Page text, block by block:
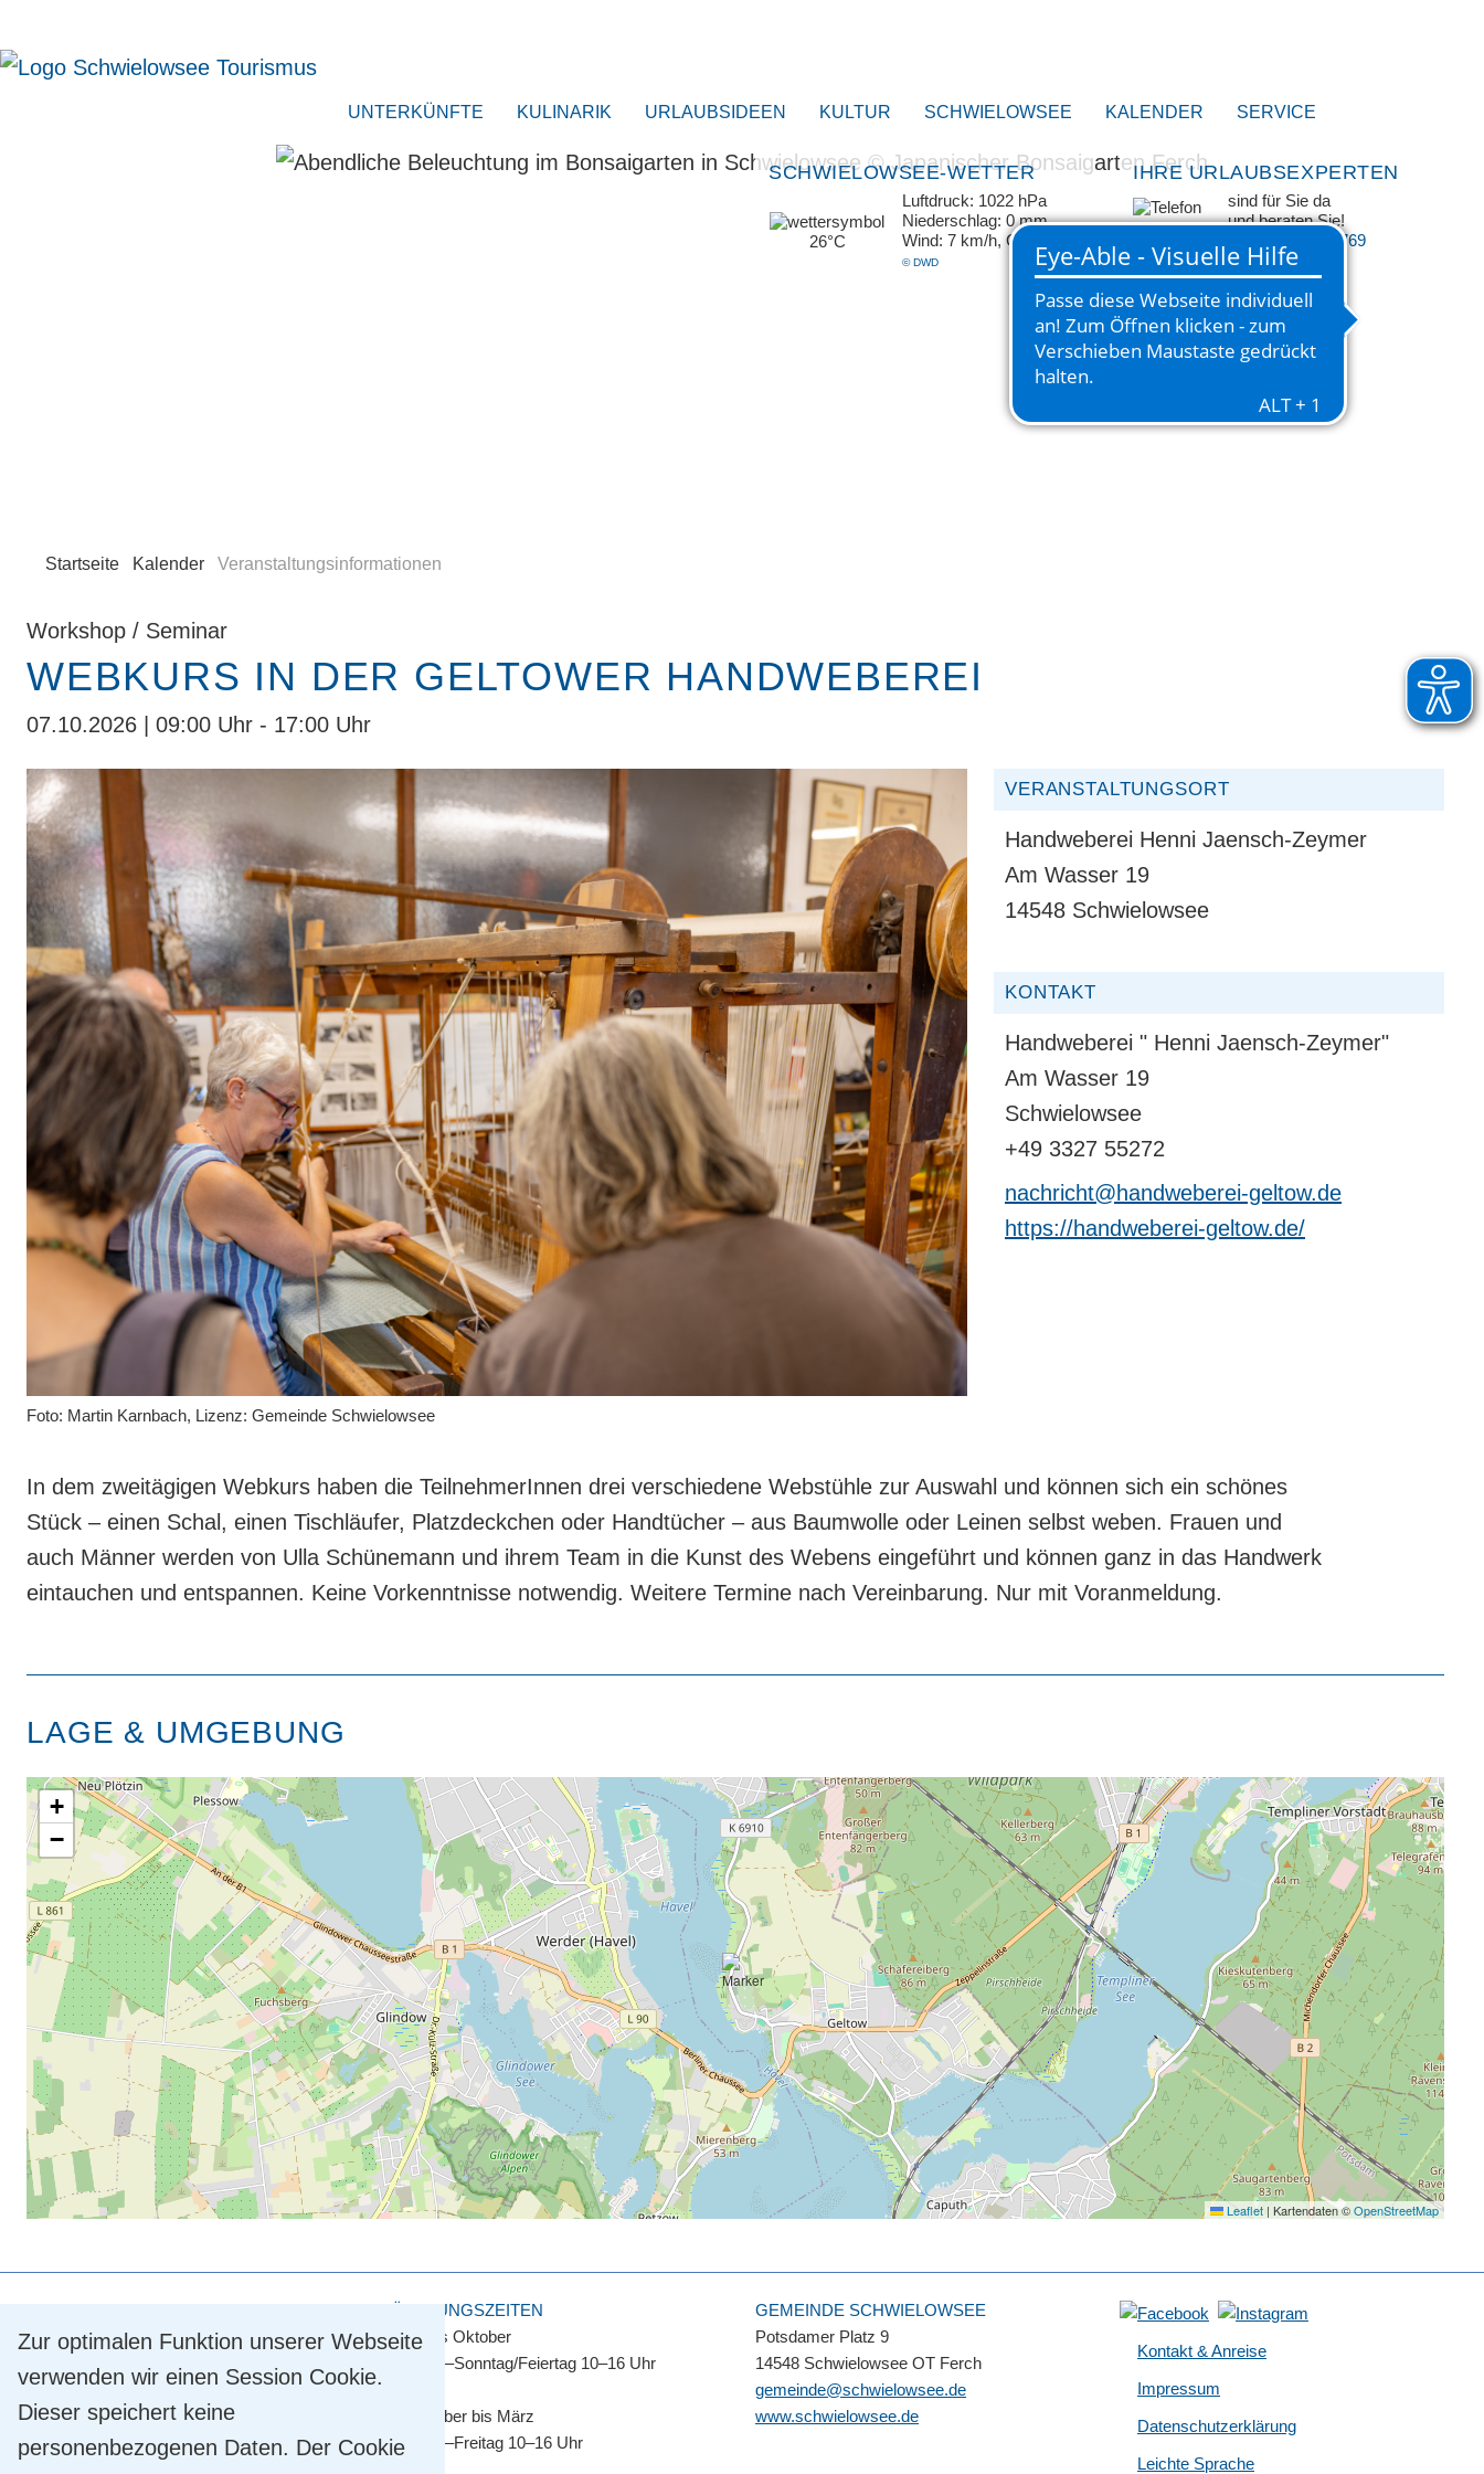
Zur optimalen Funktion unserer Webseite
verwenden wir einen Session Cookie.
Dieser speichert keine
personenbezogenen Daten. Der Cookie
UNTERKÜNFTE KULINARIK URLAUBSIDEEN KULTUR SCHWIELOWSEE KALENDER SERVICE
SCHWIELOWSEE-WETTER
26°C
Luftdruck: 1022 hPa
Niederschlag: 0 mm
Wind: 7 km/h, ONO
© DWD
IHRE URLAUBSEXPERTEN
sind für Sie da
und beraten Sie!
+49 33209 769 769
Startseite Kalender Veranstaltungsinformationen
Workshop / Seminar
WEBKURS IN DER GELTOWER HANDWEBEREI
07.10.2026 | 09:00 Uhr - 17:00 Uhr
Foto: Martin Karnbach, Lizenz: Gemeinde Schwielowsee
VERANSTALTUNGSORT
Handweberei Henni Jaensch-Zeymer
Am Wasser 19
14548 Schwielowsee
KONTAKT
Handweberei " Henni Jaensch-Zeymer"
Am Wasser 19
Schwielowsee
+49 3327 55272
nachricht@handweberei-geltow.de
https://handweberei-geltow.de/
In dem zweitägigen Webkurs haben die TeilnehmerInnen drei verschiedene Webstühle zur Auswahl und können sich ein schönes
Stück – einen Schal, einen Tischläufer, Platzdeckchen oder Handtücher – aus Baumwolle oder Leinen selbst weben. Frauen und
auch Männer werden von Ulla Schünemann und ihrem Team in die Kunst des Webens eingeführt und können ganz in das Handwerk
eintauchen und entspannen. Keine Vorkenntnisse notwendig. Weitere Termine nach Vereinbarung. Nur mit Voranmeldung.
LAGE & UMGEBUNG
+
−
Leaflet | Kartendaten ©OpenStreetMap
Touristinformation
14548 Schwielowsee OT Caputh
Tel.+49 33209 769 769
info@schwielowsee-tourismus.de
ÖFFNUNGSZEITEN
April bis Oktober
Montag–Sonntag/Feiertag 10–16 Uhr
November bis März
Montag–Freitag 10–16 Uhr
GEMEINDE SCHWIELOWSEE
Potsdamer Platz 9
14548 Schwielowsee OT Ferch
gemeinde@schwielowsee.de
www.schwielowsee.de
Kontakt & Anreise
Impressum
Datenschutzerklärung
Leichte Sprache